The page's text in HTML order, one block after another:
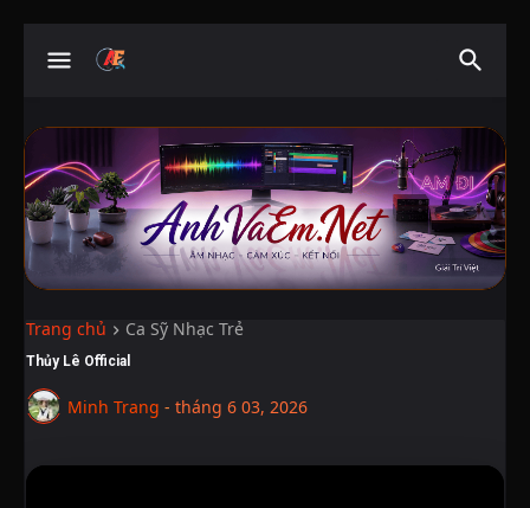
Trang chủ Ca Sỹ Nhạc Trẻ
Thủy Lê Official
Minh Trang - tháng 6 03, 2026